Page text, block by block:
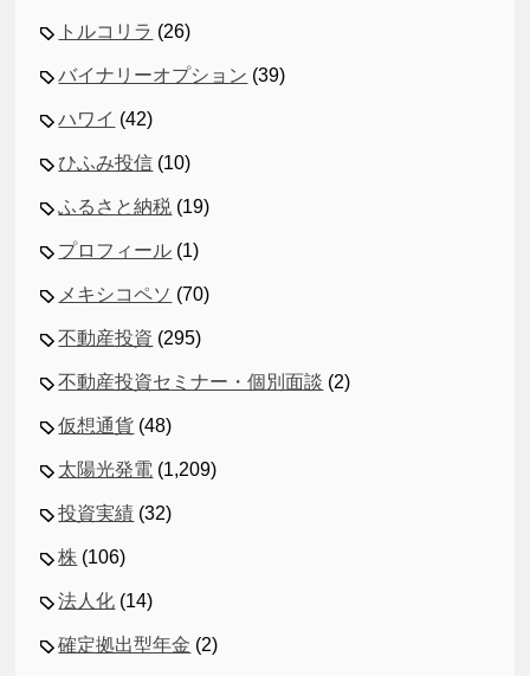
トルコリラ (26)
バイナリーオプション (39)
ハワイ (42)
ひふみ投信 (10)
ふるさと納税 (19)
プロフィール (1)
メキシコペソ (70)
不動産投資 (295)
不動産投資セミナー・個別面談 (2)
仮想通貨 (48)
太陽光発電 (1,209)
投資実績 (32)
株 (106)
法人化 (14)
確定拠出型年金 (2)